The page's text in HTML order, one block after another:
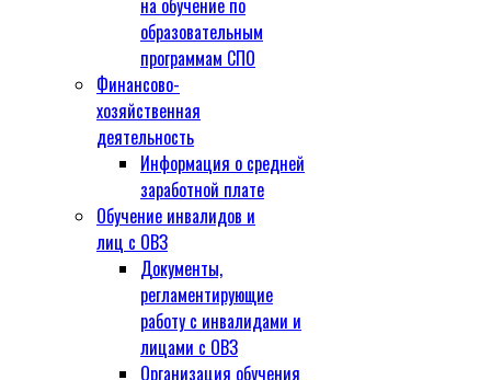
образовательным
программам СПО
Финансово-
хозяйственная
деятельность
Информация о средней
заработной плате
Обучение инвалидов и
лиц с ОВЗ
Документы,
регламентирующие
работу с инвалидами и
лицами с ОВЗ
Организация обучения